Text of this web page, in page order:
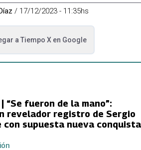
/ 17/12/2023 - 11:35hs
a Tiempo Xen Google
pestaña
| “Se fueron de la mano”:
revelador registro de Sergio
con supuesta nueva conquista